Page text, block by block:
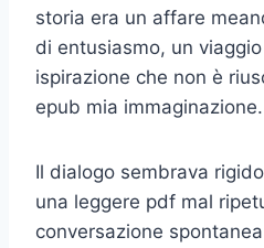
storia era un affare
di entusiasmo, un
ispirazione che non è
epub mia immaginazione.
Il dialogo sembrava
una leggere pdf mal
conversazione